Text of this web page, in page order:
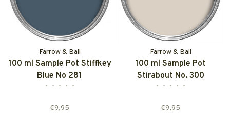
Farrow & Ball
100 ml Sample Pot Stiffkey
Blue No 281
• • • • •
€9,95
Farrow & Ball
100 ml Sample Pot
Stirabout No. 300
• • • • •
€9,95